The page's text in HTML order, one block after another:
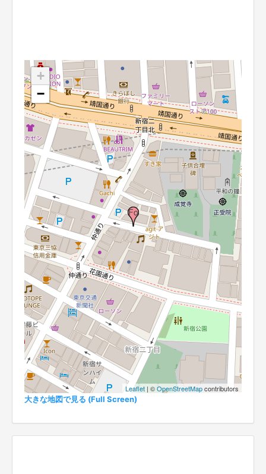
+
−
Leaflet | ©OpenStreetMapcontributors
大きな地図で見る (Full Screen)